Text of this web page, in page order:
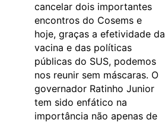
cancelar dois importantes
encontros do Cosems e
hoje, graças a efetividade da
vacina e das políticas
públicas do SUS, podemos
nos reunir sem máscaras. O
governador Ratinho Junior
tem sido enfático na
importância não apenas de